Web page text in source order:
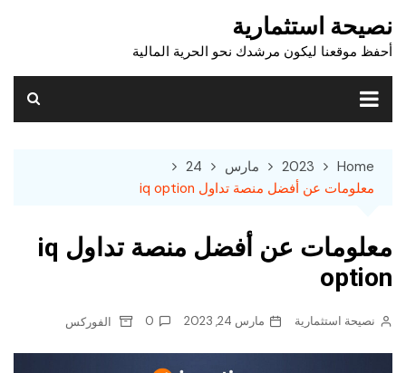
content
نصيحة استثمارية
أحفظ موقعنا ليكون مرشدك نحو الحرية المالية
Home
2023 مارس
24
معلومات عن أفضل منصة تداول iq option
معلومات عن أفضل منصة تداول iq
option
نصيحة استثمارية مارس 24, 2023 0 الفوركس